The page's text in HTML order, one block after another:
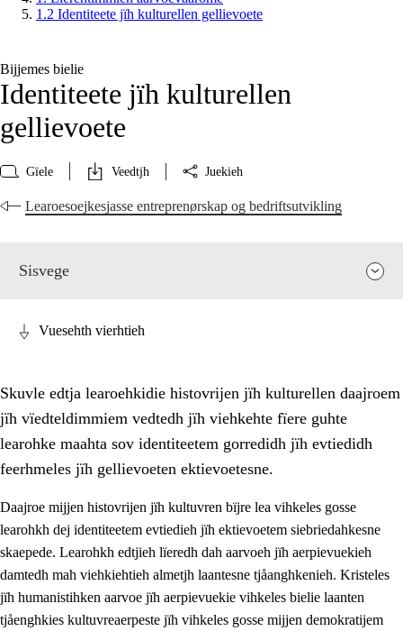
1.2 Identiteete jïh kulturellen gellievoete
Bijjemes bielie
Identiteete jïh kulturellen
gellievoete
Gïele Veedtjh Juekieh
Learoesoejkesjasse entreprenørskap og bedriftsutvikling
Sisvege
Lïerehtimmien aarvoevåarome
1.1 Almetjeaarvoe
Identiteete jïh kulturellen gellievoete
1.3 Laejhtehks ussjedimmie jïh etihkeles vuajnoe
Vuesehth vierhtieh
Skuvle edtja learoehkidie histovrijen jïh kulturellen daajroem
jïh vïedteldimmiem vedtedh jïh viehkehte fïere guhte
learohke maahta sov identiteetem gorredidh jïh evtiedidh
feerhmeles jïh gellievoeten ektievoetesne.
Daajroe mijjen histovrijen jïh kultuvren bïjre lea vihkeles gosse
learohkh dej identiteetem evtiedieh jïh ektievoetem siebriedahkesne
skaepede. Learohkh edtjieh lïeredh dah aarvoeh jïh aerpievuekieh
damtedh mah viehkiehtieh almetjh laantesne tjåanghkenieh. Kristeles
jïh humanistihken aarvoe jïh aerpievuekie vihkeles bielie laanten
tjåenghkies kultuvreaerpeste jïh vihkeles gosse mijjen demokratijem